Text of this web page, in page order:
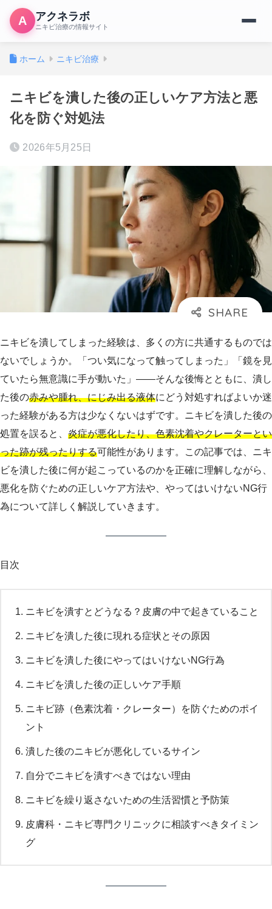
A アクネラボ
ニキビ治療の情報サイト
ホーム ニキビ治療
ニキビを潰した後の正しいケア方法と悪
化を防ぐ対処法
2026年5月25日
ニキビを潰してしまった経験は、多くの方に共通するものでは
ないでしょうか。「つい気になって触ってしまった」「鏡を見
ていたら無意識に手が動いた」——そんな後悔とともに、潰し
た後の赤みや腫れ、にじみ出る液体にどう対処すればよいか迷
った経験がある方は少なくないはずです。ニキビを潰した後の
処置を誤ると、 炎症が悪化したり、色素沈着やクレーターとい
った跡が残ったりする可能性があります。この記事では、ニキ
ビを潰した後に何が起こっているのかを正確に理解しながら、
悪化を防ぐための正しいケア方法や、やってはいけないNG行
為について詳しく解説していきます。
目次
ニキビを潰すとどうなる？皮膚の中で起きていること
ニキビを潰した後に現れる症状とその原因
ニキビを潰した後にやってはいけないNG行為
ニキビを潰した後の正しいケア手順
ニキビ跡（色素沈着・クレーター）を防ぐためのポイ
ント
潰した後のニキビが悪化しているサイン
自分でニキビを潰すべきではない理由
ニキビを繰り返さないための生活習慣と予防策
皮膚科・ニキビ専門クリニックに相談すべきタイミン
グ